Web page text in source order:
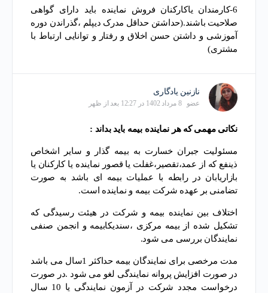
6-کارمندان یاکارکنان فروش نماینده باید دارای گواهی
صلاحیت باشند.(حداشتن حداقل مدرک دیپلم ،گذراندن دوره
آموزشی و داشتن حسن اخلاق و رفتار و توانایی ارتباط با
مشتری)
نازنین یادگاری
عضو 8 مرداد 1402 در 12:27 بعد از ظهر
نکاتی مهمی که هر نماینده بیمه باید بداند :
مسئولیت جبران خسارت به بیمه گذار و سایر اشخاص
ذینفع که از عمد،تقصیر،غفلت یا قصور نماینده یا کارکنان یا
بازاریابان در رابطه با عملیات بیمه ای باشد به صورت
تضامنی بر عهده شرکت بیمه و نماینده است.
اختلاف بین نماینده بیمه و شرکت در هیئت رسیدگی که
تشکیل شده از بیمه مرکزی ،سندیکابیمه و انجمن صنفی
نمایندگان بررسی می شود.
مدت مرخصی برای نمایندگان بیمه حداکثر 1سال می باشد
در صورت افزایش پروانه نمایندگی لغو می شود .در صورت
درخواست مجدد شرکت در آزمون نمایندگی یا 10 سال